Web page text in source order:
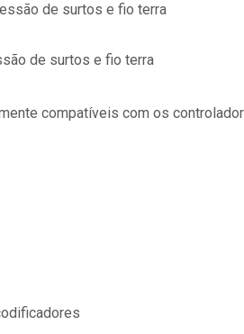
de surtos e fio terra
de surtos e fio terra
compatíveis com os